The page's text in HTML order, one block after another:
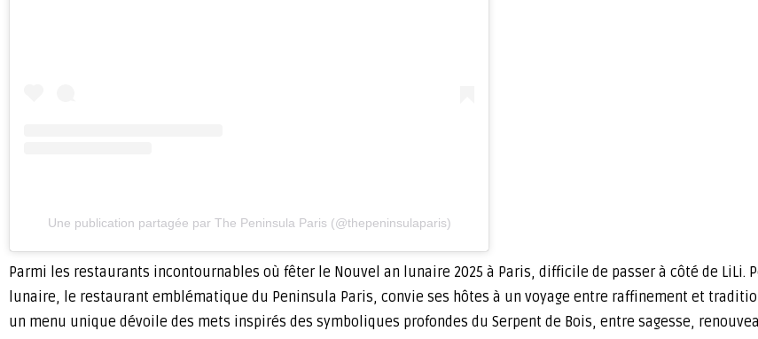
Une publication partagée par The Peninsula Paris (@thepeninsulaparis)
Parmi les restaurants incontournables où fêter le Nouvel an lunaire 2025 à Paris, difficile de passer à côté de LiLi.
lunaire, le restaurant emblématique du Peninsula Paris, convie ses hôtes à un voyage entre raffinement et
un menu unique dévoile des mets inspirés des symboliques profondes du Serpent de Bois, entre sagesse,